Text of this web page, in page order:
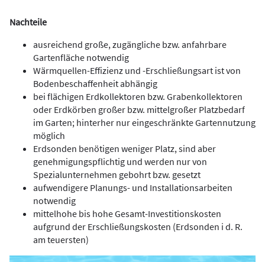
Nachteile
ausreichend große, zugängliche bzw. anfahrbare
Gartenfläche notwendig
Wärmquellen-Effizienz und -Erschließungsart ist von
Bodenbeschaffenheit abhängig
bei flächigen Erdkollektoren bzw. Grabenkollektoren
oder Erdkörben großer bzw. mittelgroßer Platzbedarf
im Garten; hinterher nur eingeschränkte Gartennutzung
möglich
Erdsonden benötigen weniger Platz, sind aber
genehmigungspflichtig und werden nur von
Spezialunternehmen gebohrt bzw. gesetzt
aufwendigere Planungs- und Installationsarbeiten
notwendig
mittelhohe bis hohe Gesamt-Investitionskosten
aufgrund der Erschließungskosten (Erdsonden i d. R.
am teuersten)